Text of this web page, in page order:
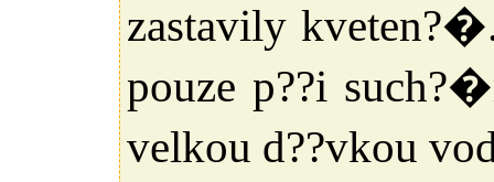
zastavily
pouze p??i
velkou d??vkou